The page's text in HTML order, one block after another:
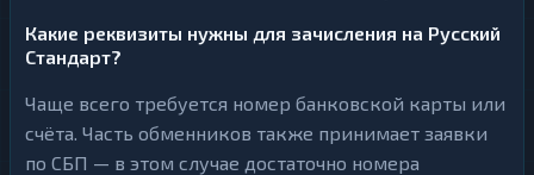
Какие реквизиты нужны для зачисления на Русский
Стандарт?
Чаще всего требуется номер банковской карты или
счёта. Часть обменников также принимает заявки
по СБП — в этом случае достаточно номера